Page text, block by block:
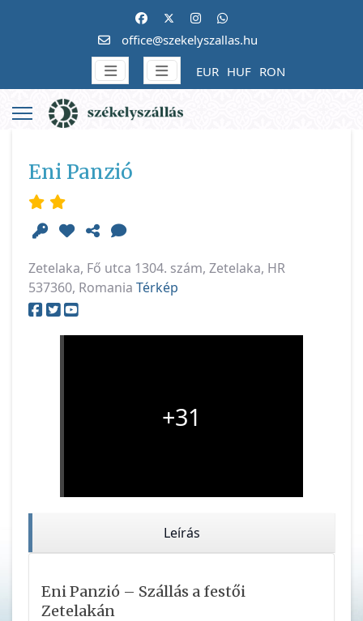
office@szekelyszallas.hu
EUR HUF RON
Eni Panzió
Zetelaka, Fő utca 1304. szám, Zetelaka, HR
537360, Romania Térkép
+31
Leírás
Eni Panzió – Szállás a festői
Zetelakán